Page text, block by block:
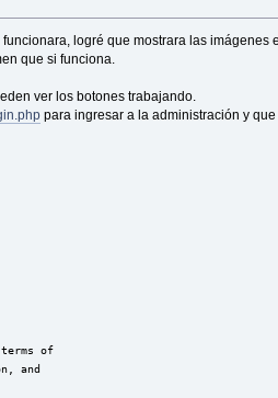
logré que mostrara las imágenes
que si funciona.
ver los botones trabajando.
para ingresar a la administración y
of
and